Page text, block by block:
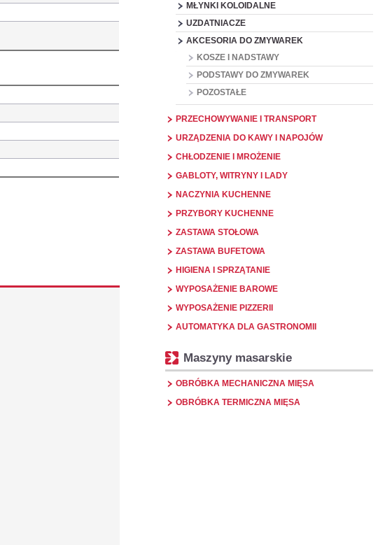
MŁYNKI KOLOIDALNE
UZDATNIACZE
AKCESORIA DO ZMYWAREK
KOSZE I NADSTAWY
PODSTAWY DO ZMYWAREK
POZOSTAŁE
PRZECHOWYWANIE I TRANSPORT
URZĄDZENIA DO KAWY I NAPOJÓW
CHŁODZENIE I MROŻENIE
GABLOTY, WITRYNY I LADY
NACZYNIA KUCHENNE
PRZYBORY KUCHENNE
ZASTAWA STOŁOWA
ZASTAWA BUFETOWA
HIGIENA I SPRZĄTANIE
WYPOSAŻENIE BAROWE
WYPOSAŻENIE PIZZERII
AUTOMATYKA DLA GASTRONOMII
Maszyny masarskie
OBRÓBKA MECHANICZNA MIĘSA
OBRÓBKA TERMICZNA MIĘSA